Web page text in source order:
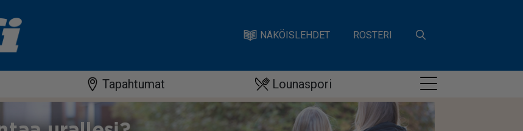
NÄKÖISLEHDET ROSTERI
Tapahtumat Lounaspori